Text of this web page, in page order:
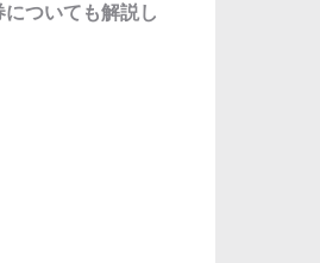
ついても解説し